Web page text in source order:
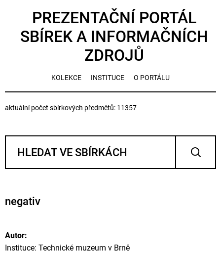
PREZENTAČNÍ PORTÁL
SBÍREK A INFORMAČNÍCH
ZDROJŮ
KOLEKCE INSTITUCE O PORTÁLU
aktuální počet sbírkových předmětů: 11357
negativ
Autor:
Instituce: Technické muzeum v Brně